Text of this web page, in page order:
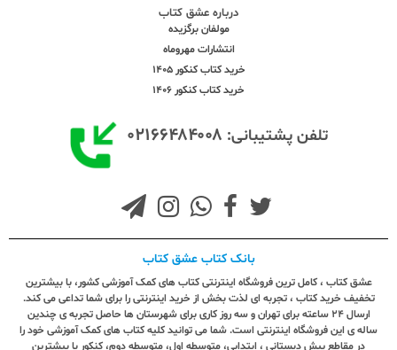
درباره عشق کتاب
مولفان برگزیده
انتشارات مهروماه
خرید کتاب کنکور 1405
خرید کتاب کنکور 1406
تلفن پشتیبانی: ۰۲۱۶۶۴۸۴۰۰۸
بانک کتاب عشق کتاب
عشق کتاب ، کامل ترین فروشگاه اینترنتی کتاب های کمک آموزشی کشور، با بیشترین
تخفیف خرید کتاب ، تجربه ای لذت بخش از خرید اینترنتی را برای شما تداعی می کند.
ارسال ٢٤ ساعته برای تهران و سه روز کاری برای شهرستان ها حاصل تجربه ی چندین
ساله ی این فروشگاه اینترنتی است. شما می توانید کلیه کتاب های کمک آموزشی خود را
در مقاطع پیش دبستانی ، ابتدایی، متوسطه اول، متوسطه دوم، کنکور با بیشترین